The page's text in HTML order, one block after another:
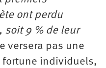
ont perdu
soit 9 % de leur
versera pas une
fortune individuels,